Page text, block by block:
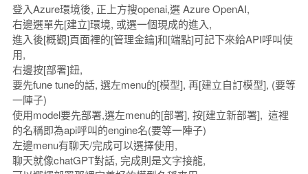
登入Azure環境後, 正上方搜openai,選 Azure OpenAI,
右邊選單先[建立]環境, 或選一個現成的進入,
進入後[概觀]頁面裡的[管理金鑰]和[端點]可記下來給API呼叫使
用,
右邊按[部署]鈕,
要先fune tune的話, 選左menu的[模型], 再[建立自訂模型], (要等
一陣子)
使用model要先部署,選左menu的[部署], 按[建立新部署], 這裡
的名稱即為api呼叫的engine名(要等一陣子)
左邊menu有聊天/完成可以選擇使用,
聊天就像chatGPT對話, 完成則是文字接龍,